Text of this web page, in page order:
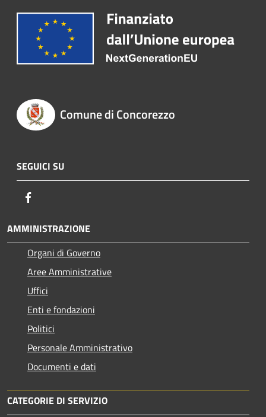
Comune di Concorezzo
SEGUICI SU
AMMINISTRAZIONE
Organi di Governo
Aree Amministrative
Uffici
Enti e fondazioni
Politici
Personale Amministrativo
Documenti e dati
CATEGORIE DI SERVIZIO